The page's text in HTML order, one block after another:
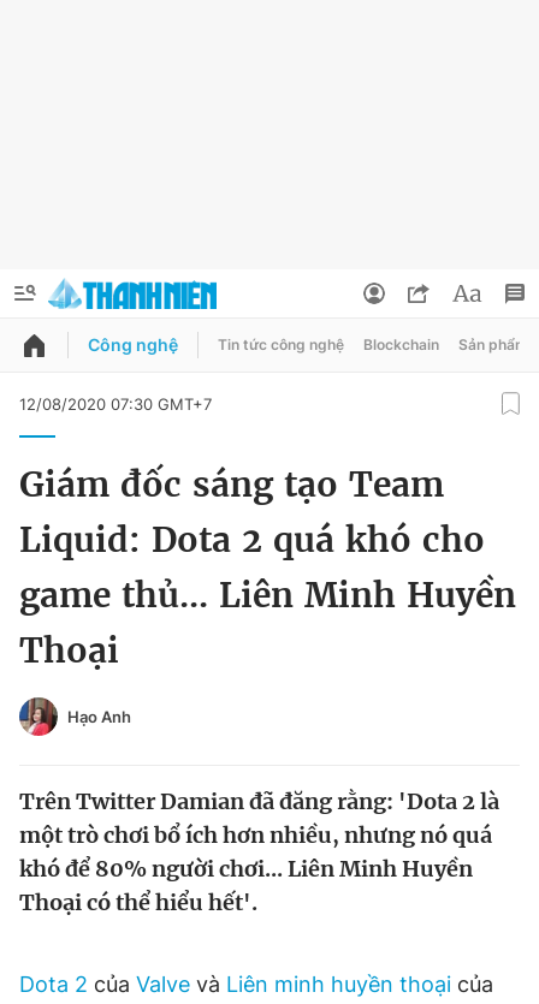
QUẢNG CÁO ĐẶT BÁO
Chào ngày mới
Tin thị trường
Sản phẩm khác
Tiện ích
Thông tin tòa soạn Liên hệ quảng cáo
Đổi mật khẩu
Tin đã lưu
Tin đã xem
Đăng xuất
Công nghệ Tin tức công nghệ Blockchain Sản phẩm
12/08/2020 07:30 GMT+7
Giám đốc sáng tạo Team
Liquid: Dota 2 quá khó cho
game thủ... Liên Minh Huyền
Thoại
Hạo Anh
Trên Twitter Damian đã đăng rằng: 'Dota 2 là
một trò chơi bổ ích hơn nhiều, nhưng nó quá
khó để 80% người chơi... Liên Minh Huyền
Thoại có thể hiểu hết'.
Dota 2 của Valve và Liên minh huyền thoại của